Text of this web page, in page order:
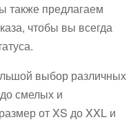
также предлагаем
чтобы вы всегда
выбор различных
смелых и
от XS до XXL и